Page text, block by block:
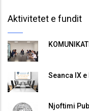
Aktivitetet e fundit
Seanca IX
Njoftimi